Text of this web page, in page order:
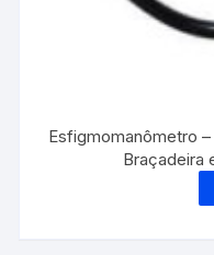
Esfigmomanômetro
Braçadeira